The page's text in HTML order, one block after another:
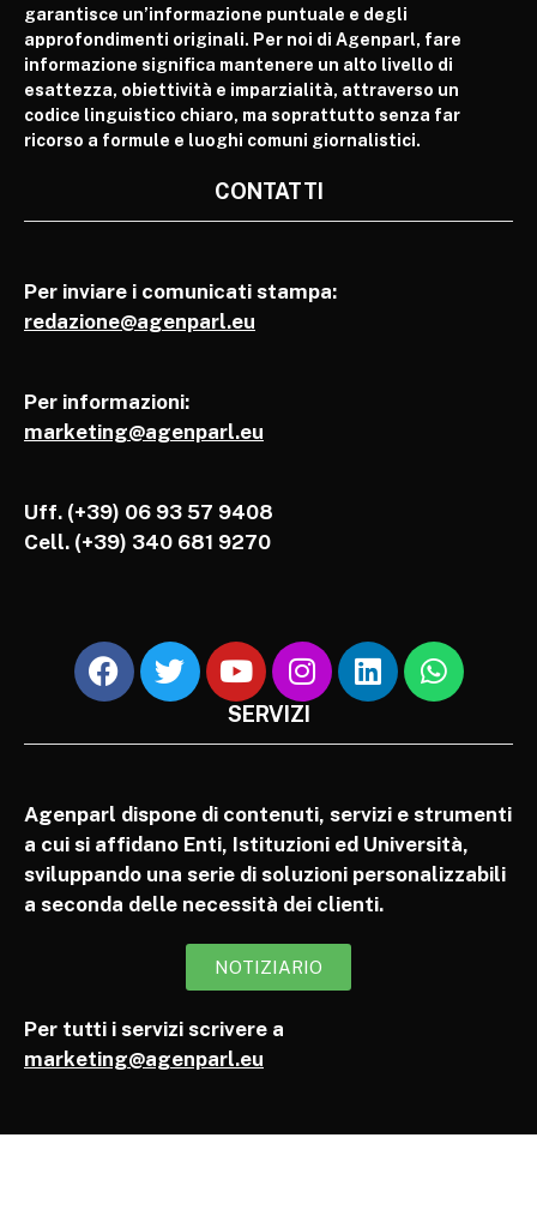
garantisce un’informazione puntuale e degli
approfondimenti originali. Per noi di Agenparl, fare
informazione significa mantenere un alto livello di
esattezza, obiettività e imparzialità, attraverso un
codice linguistico chiaro, ma soprattutto senza far
ricorso a formule e luoghi comuni giornalistici.
CONTATTI
Per inviare i comunicati stampa:
redazione@agenparl.eu
Per informazioni:
marketing@agenparl.eu
Uff. (+39) 06 93 57 9408
Cell. (+39) 340 681 9270
SERVIZI
Agenparl dispone di contenuti, servizi e strumenti
a cui si affidano Enti, Istituzioni ed Università,
sviluppando una serie di soluzioni personalizzabili
a seconda delle necessità dei clienti.
NOTIZIARIO
Per tutti i servizi scrivere a
marketing@agenparl.eu